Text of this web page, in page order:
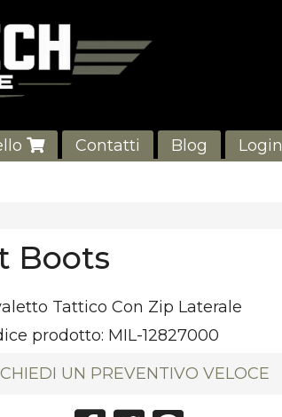
Contatti Blog Login
Boots
Tattico Con Zip Laterale
prodotto: MIL-12827000
UN PREVENTIVO VELOCE